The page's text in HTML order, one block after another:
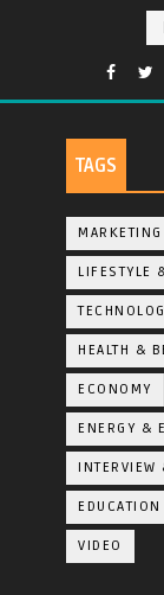
TAGS
MARKETING
LIFESTYLE
HEALTH &
ECONOMY
ENERGY &
INTERVIEW
EDUCATION
VIDEO